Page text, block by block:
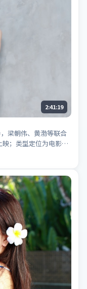
2:41:19
梁朝伟、黄渤等联合
映；类型定位为电影·
「2023高分电影」等